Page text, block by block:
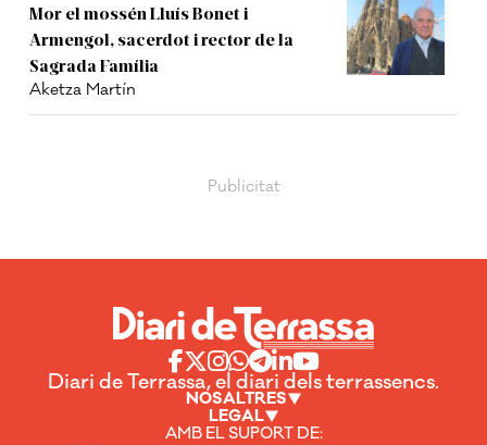
Mor el mossén Lluís Bonet i
Armengol, sacerdot i rector de la
Sagrada Família
Aketza Martín
Diari de Terrassa, el diari dels terrassencs.
NOSALTRES
LEGAL
AMB EL SUPORT DE: